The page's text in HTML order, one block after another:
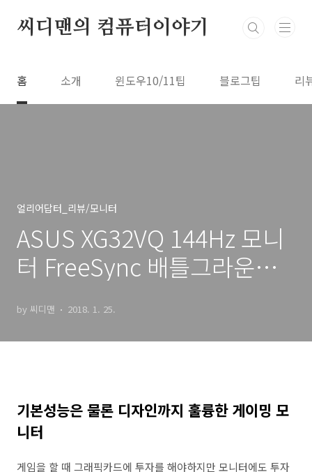
씨디맨의 컴퓨터이야기
홈 소개 윈도우10/11팁 블로그팁 리
얼리어답터_리뷰/모니터
ASUS XG32VQ 144Hz 모니
터 FreeSync 배틀그라운드
by 씨디맨 2018. 1. 25.
기본성능은 물론 디자인까지 훌륭한 게이밍 모
니터
게임을 할 때 그래픽카드에 투자를 해야하지만 모니터에도 투자